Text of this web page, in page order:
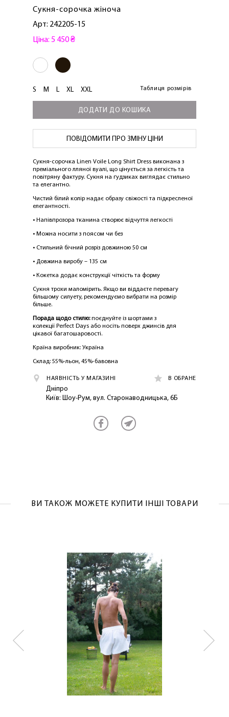
Сукня-сорочка жіноча
Арт: 242205-15
Ціна: 5 450 ₴
S M L XL XXL Таблиця розмірів
ДОДАТИ ДО КОШИКА
ПОВІДОМИТИ ПРО ЗМІНУ ЦІНИ
Сукня-сорочка Linen Voile Long Shirt Dress виконана з
преміального лляної вуалі, що цінується за легкість та
повітряну фактуру. Сукня на ґудзиках виглядає стильно
та елегантно.
Чистий білий колір надає образу свіжості та підкресленої
елегантності.
• Напівпрозора тканина створює відчуття легкості
• Можна носити з поясом чи без
• Стильний бічний розріз довжиною 50 см
• Довжина виробу – 135 см
• Кокетка додає конструкції чіткість та форму
Сукня трохи маломірить. Якщо ви віддаєте перевагу
більшому силуету, рекомендуємо вибрати на розмір
більше.
Порада щодо стилю:поєднуйте із шортами з
колекції Perfect Days або носіть поверх джинсів для
цікавої багатошаровості.
Країна виробник: Україна
Склад: 55%-льон, 45%-бавовна
НАЯВНІСТЬ У МАГАЗИНІ В ОБРАНЕ
Дніпро
Київ: Шоу-Рум, вул. Старонаводницька, 6Б
ВИ ТАКОЖ МОЖЕТЕ КУПИТИ ІНШІ ТОВАРИ
ЛАСКАВО ПРОСИМО ДО
ОТРИМАТИ!